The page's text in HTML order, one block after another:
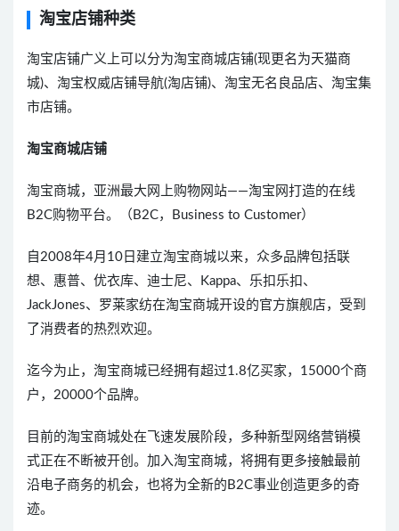
淘宝店铺种类
淘宝店铺广义上可以分为淘宝商城店铺(现更名为天猫商
城)、淘宝权威店铺导航(淘店铺)、淘宝无名良品店、淘宝集
市店铺。
淘宝商城店铺
淘宝商城，亚洲最大网上购物网站——淘宝网打造的在线
B2C购物平台。（B2C，Business to Customer）
自2008年4月10日建立淘宝商城以来，众多品牌包括联
想、惠普、优衣库、迪士尼、Kappa、乐扣乐扣、
JackJones、罗莱家纺在淘宝商城开设的官方旗舰店，受到
了消费者的热烈欢迎。
迄今为止，淘宝商城已经拥有超过1.8亿买家，15000个商
户，20000个品牌。
目前的淘宝商城处在飞速发展阶段，多种新型网络营销模
式正在不断被开创。加入淘宝商城，将拥有更多接触最前
沿电子商务的机会，也将为全新的B2C事业创造更多的奇
迹。